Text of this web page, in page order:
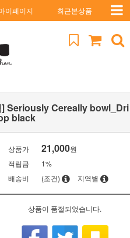
이페이지 최근본상품
] Seriously Cereally bowl_Dri
black
상품가 21,000원
적립금
1%
배송비
(조건) 지역별
상품이 품절되었습니다.